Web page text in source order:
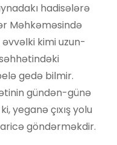
hadisələrə
Məhkəməsində
kimi uzun-
gedə bilmir.
gündən-günə
yeganə çıxış yolu
göndərməkdir.